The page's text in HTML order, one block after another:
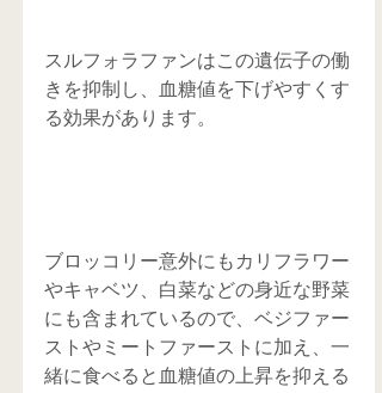
スルフォラファンはこの遺伝子の働
きを抑制し、血糖値を下げやすくす
る効果があります。
ブロッコリー意外にもカリフラワー
やキャベツ、白菜などの身近な野菜
にも含まれているので、ベジファー
ストやミートファーストに加え、一
緒に食べると血糖値の上昇を抑える